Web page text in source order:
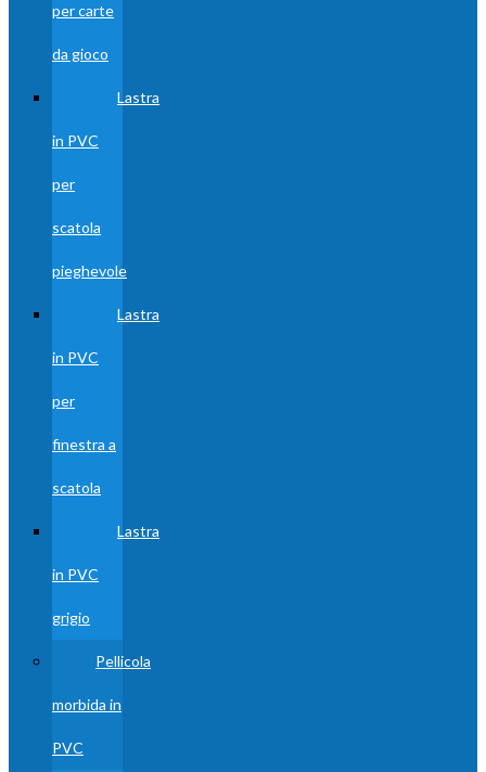
per carte
da gioco
Lastra
in PVC
per
scatola
pieghevole
Lastra
in PVC
per
finestra a
scatola
Lastra
in PVC
grigio
Pellicola
morbida in
PVC